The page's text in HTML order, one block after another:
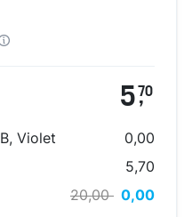
5 ,70
, Violet
0,00
5,70
20,00 0,00